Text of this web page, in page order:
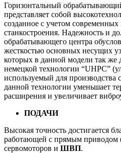
Горизонтальный
представляет собой
созданное с учетом
станкостроения. Надежность и
обрабатывающего центра
жесткостью основных несущих
которых в данной модели так же
немецкой технологии “UHPC”
используемый для
данной технологии уменьшает
расширения и увеличивает
ПОДАЧИ
Высокая точность достигается
работающей с прямым приводом
сервомоторов и ШВП.